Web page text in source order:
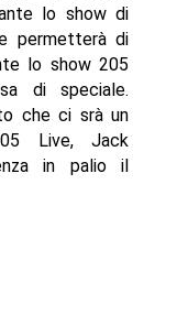
lo show di
permetterà di
lo show 205
di speciale.
che ci srà un
Live, Jack
in palio il